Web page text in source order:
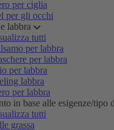
per ciglia
per gli occhi
labbra
tutti
per labbra
per labbra
per labbra
labbra
per labbra
in base alle esigenze/tipo
tutti
grassa